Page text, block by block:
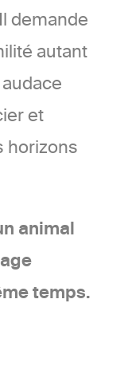
demande
autant
et
horizons
animal
temps.